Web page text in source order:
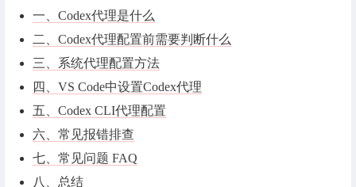
一、Codex代理是什么
二、Codex代理配置前需要判断什么
三、系统代理配置方法
四、VS Code中设置Codex代理
五、Codex CLI代理配置
六、常见报错排查
七、常见问题 FAQ
八、总结